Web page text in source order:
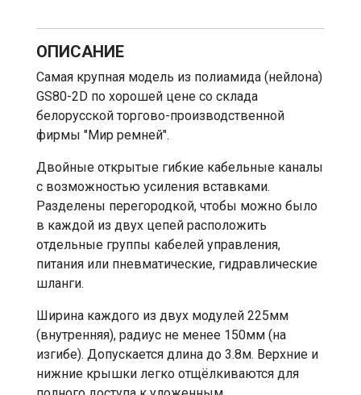
ОПИСАНИЕ
Самая крупная модель из полиамида (нейлона)
GS80-2D по хорошей цене со склада
белорусской торгово-производственной
фирмы "Мир ремней".
Двойные открытые гибкие кабельные каналы
с возможностью усиления вставками.
Разделены перегородкой, чтобы можно было
в каждой из двух цепей расположить
отдельные группы кабелей управления,
питания или пневматические, гидравлические
шланги.
Ширина каждого из двух модулей 225мм
(внутренняя), радиус не менее 150мм (на
изгибе). Допускается длина до 3.8м. Верхние и
нижние крышки легко отщёлкиваются для